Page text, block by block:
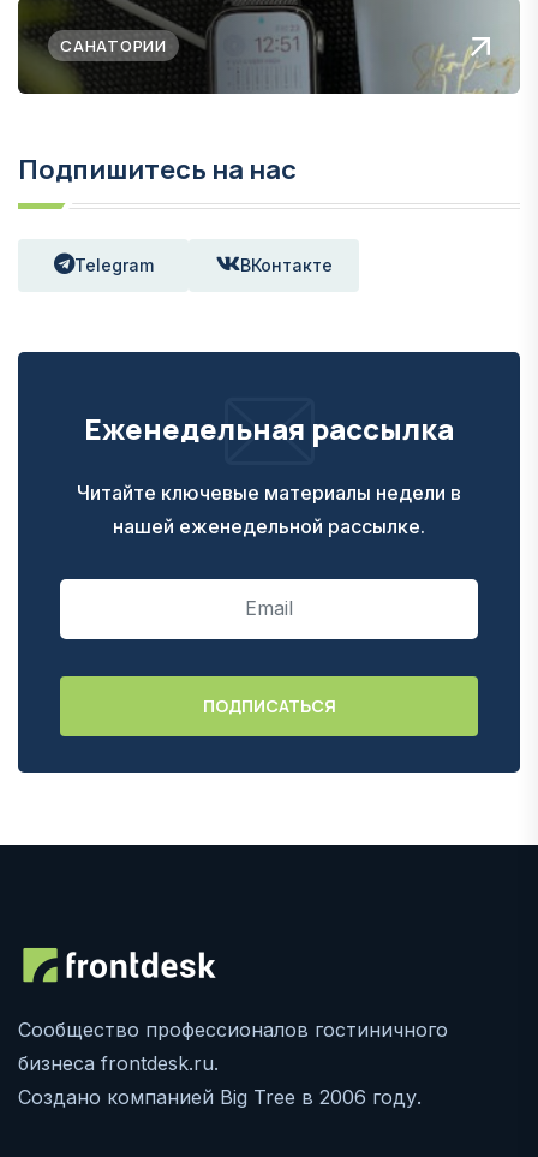
САНАТОРИИ
Подпишитесь на нас
Telegram ВКонтакте
Еженедельная рассылка
Читайте ключевые материалы недели в
нашей еженедельной рассылке.
Сообщество профессионалов гостиничного
бизнеса frontdesk.ru.
Создано компанией Big Tree в 2006 году.